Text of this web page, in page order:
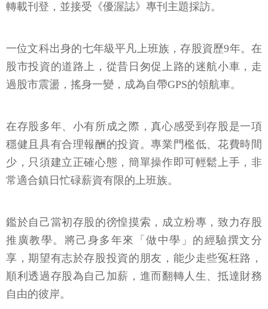
轉載刊登，並接受《優渥誌》專刊主題採訪。
一位文科出身的七年級平凡上班族，存股資歷9年。在
股市投資的道路上，從昔日匆促上路的迷航小車，走
過股市震盪，搖身一變，成為自帶GPS的領航車。
在存股多年、小有所成之際，真心感受到存股是一項
穩健且具有合理報酬的投資。專業門檻低、花費時間
少，只須建立正確心態，簡單操作即可輕鬆上手，非
常適合鎮日忙碌薪資有限的上班族。
鑑於自己當初存股的徬惶摸索，成立粉專，致力存股
推廣教學。將己身多年來「做中學」的經驗撰文分
享，期望有志於存股投資的朋友，能少走些冤枉路，
順利透過存股為自己加薪，進而翻轉人生、抵達財務
自由的彼岸。